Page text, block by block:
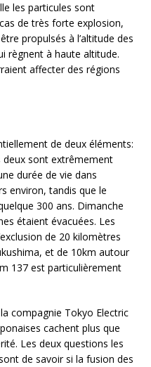
les particules sont
de très forte explosion,
propulsés à l’altitude des
règnent à haute altitude.
affecter des régions
de deux éléments:
deux sont extrêmement
durée de vie dans
environ, tandis que le
300 ans. Dimanche
étaient évacuées. Les
de 20 kilomètres
et de 10km autour
137 est particulièrement
compagnie Tokyo Electric
cachent plus que
Les deux questions les
de savoir si la fusion des